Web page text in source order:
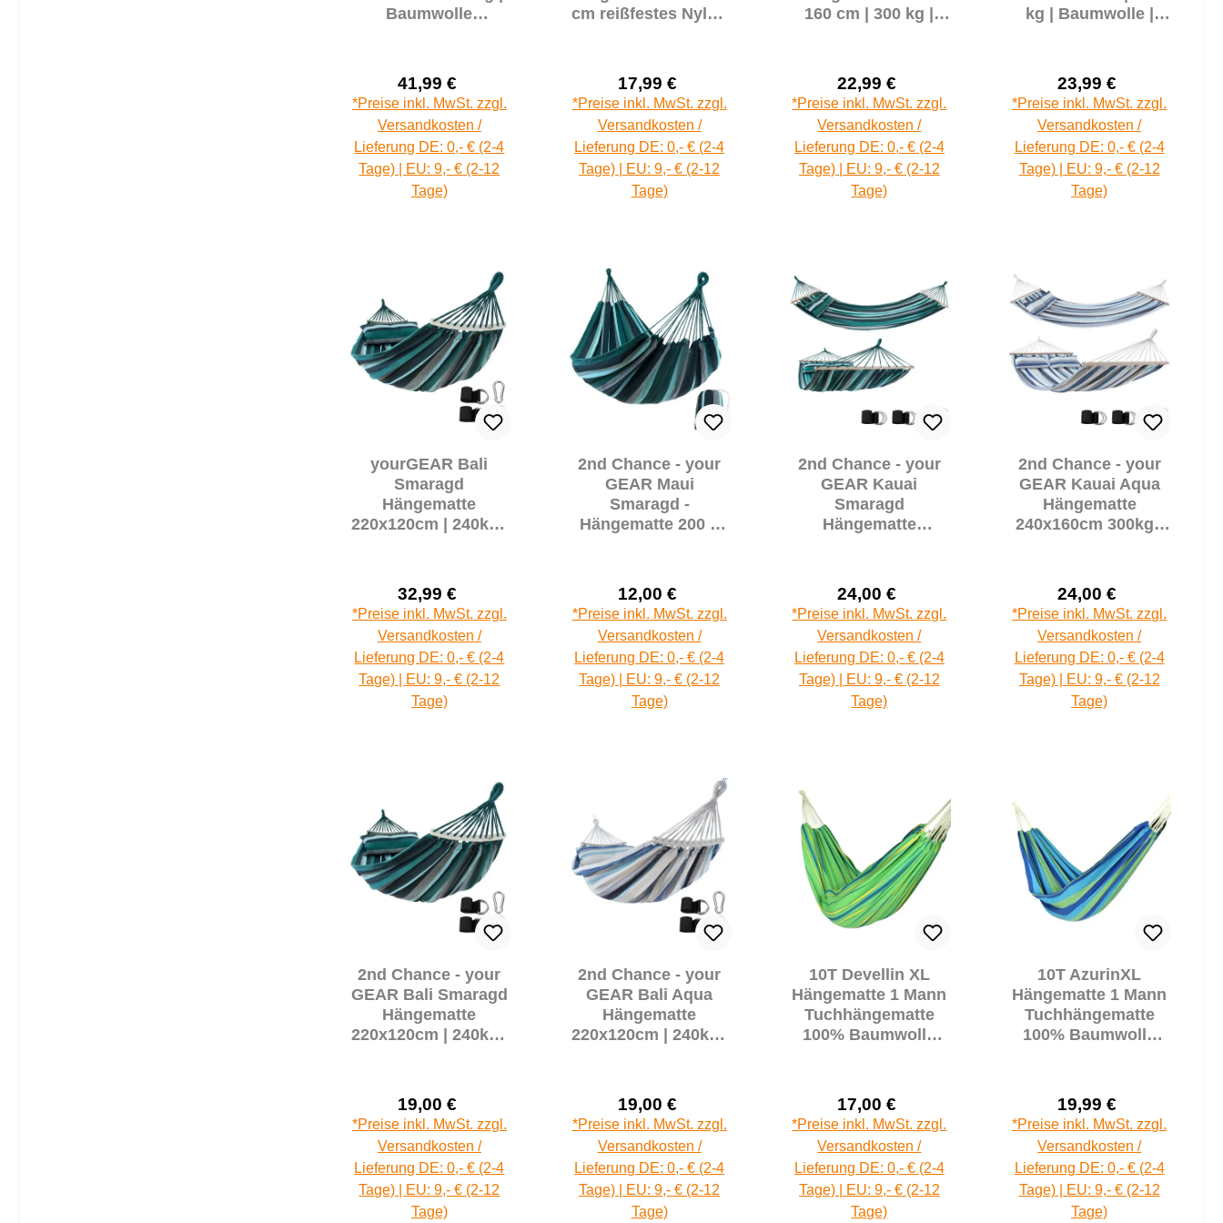
Baumwolle
Set
Verkaufspreis:
41,99 €
Regulärer Preis:
*Preise inkl. MwSt. zzgl.
Versandkosten /
Lieferung DE: 0,- € (2-4
Tage) | EU: 9,- € (2-12
Tage)
cm reißfestes Nylon
Verkaufspreis:
17,99 €
Regulärer Preis:
*Preise inkl. MwSt. zzgl.
Versandkosten /
Lieferung DE: 0,- € (2-4
Tage) | EU: 9,- € (2-12
Tage)
160 cm | 300 kg |
Packtasche
Verkaufspreis:
22,99 €
Regulärer Preis:
*Preise inkl. MwSt. zzgl.
Versandkosten /
Lieferung DE: 0,- € (2-4
Tage) | EU: 9,- € (2-12
Tage)
kg | Baumwolle |
Verkaufspreis:
23,99 €
Regulärer
*Preise inkl. MwSt. zzgl.
Versandkosten /
Lieferung DE: 0,- € (2-4
Tage) | EU: 9,- € (2-12
Tage)
yourGEAR Bali
Smaragd
Hängematte
220x120cm | 240kg |
Kissen Befestigung-
SetVerkaufspreis:
32,99 €
Regulärer Preis:
*Preise inkl. MwSt. zzgl.
Versandkosten /
Lieferung DE: 0,- € (2-4
Tage) | EU: 9,- € (2-12
Tage)
2nd Chance - your
GEAR Maui
Smaragd -
Hängematte 200 x
Tuchhängematte |
Packtasche (71169)
Verkaufspreis:
12,00 €
Regulärer Preis:
*Preise inkl. MwSt. zzgl.
Versandkosten /
Lieferung DE: 0,- € (2-4
Tage) | EU: 9,- € (2-12
Tage)
2nd Chance - your
GEAR Kauai
Smaragd
Hängematte
Stabhängematte
Kissen Befestigung-
Set (Pal LJ)(71167)
Verkaufspreis:
24,00 €
Regulärer Preis:
*Preise inkl. MwSt. zzgl.
Versandkosten /
Lieferung DE: 0,- € (2-4
Tage) | EU: 9,- € (2-12
Tage)
2nd Chance - your
GEAR Kauai Aqua
Hängematte
240x160cm 300kg |
Kissen Befestigung-
Set (Pal LJ)(71166)
Verkaufspreis:
24,00 €
Regulärer
*Preise inkl. MwSt. zzgl.
Versandkosten /
Lieferung DE: 0,- € (2-4
Tage) | EU: 9,- € (2-12
Tage)
2nd Chance - your
GEAR Bali Smaragd
Hängematte
220x120cm | 240kg |
Kissen Befestigung-
Set (71165)
Verkaufspreis:
19,00 €
Regulärer Preis:
*Preise inkl. MwSt. zzgl.
Versandkosten /
Lieferung DE: 0,- € (2-4
Tage) | EU: 9,- € (2-12
Tage)
2nd Chance - your
GEAR Bali Aqua
Hängematte
220x120cm | 240kg |
Kissen Befestigung-
Set (71164)
Verkaufspreis:
19,00 €
Regulärer Preis:
*Preise inkl. MwSt. zzgl.
Versandkosten /
Lieferung DE: 0,- € (2-4
Tage) | EU: 9,- € (2-12
Tage)
10T Devellin XL
Hängematte 1 Mann
Tuchhängematte
100% Baumwolle
Verkaufspreis:
17,00 €
Regulärer Preis:
*Preise inkl. MwSt. zzgl.
Versandkosten /
Lieferung DE: 0,- € (2-4
Tage) | EU: 9,- € (2-12
Tage)
10T AzurinXL
Hängematte 1 Mann
Tuchhängematte
100% Baumwolle
Verkaufspreis:
19,99 €
Regulärer
*Preise inkl. MwSt. zzgl.
Versandkosten /
Lieferung DE: 0,- € (2-4
Tage) | EU: 9,- € (2-12
Tage)